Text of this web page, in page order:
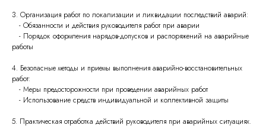
3. Организация работ по локализации и ликвидации последствий аварий:
- Обязанности и действия руководителя работ при аварии
- Порядок оформления нарядов-допусков и распоряжений на аварийные
работы
4. Безопасные методы и приемы выполнения аварийно-восстановительных
работ:
- Меры предосторожности при проведении аварийных работ
- Использование средств индивидуальной и коллективной защиты
5. Практическая отработка действий руководителя при аварийных ситуациях.